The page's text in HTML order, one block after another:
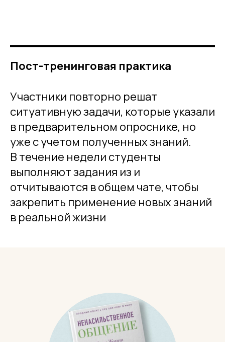
Пост-тренинговая практика
Участники повторно решат
ситуативную задачи, которые указали
в предварительном опроснике, но
уже с учетом полученных знаний.
В течение недели студенты
выполняют задания из и
отчитываются в общем чате, чтобы
закрепить применение новых знаний
в реальной жизни